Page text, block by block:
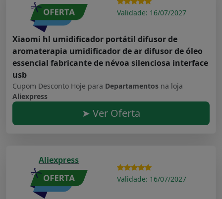
Validade: 16/07/2027
Xiaomi hl umidificador portátil difusor de
aromaterapia umidificador de ar difusor de óleo
essencial fabricante de névoa silenciosa interface
usb
Cupom Desconto Hoje para Departamentos na loja
Aliexpress
➤ Ver Oferta
Aliexpress
Validade: 16/07/2027